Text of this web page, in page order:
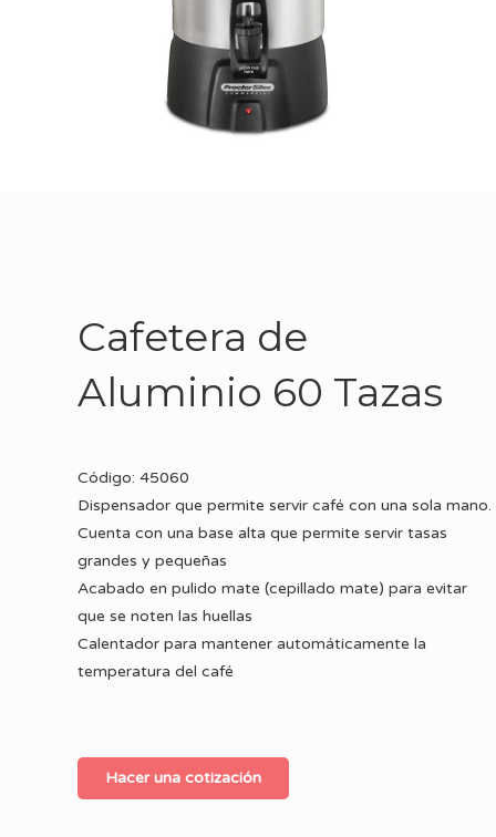
Cafetera de
Aluminio 60 Tazas
Código: 45060
Dispensador que permite servir café con una sola mano.
Cuenta con una base alta que permite servir tasas
grandes y pequeñas
Acabado en pulido mate (cepillado mate) para evitar
que se noten las huellas
Calentador para mantener automáticamente la
temperatura del café
Hacer una cotización